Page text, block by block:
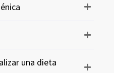
una dieta